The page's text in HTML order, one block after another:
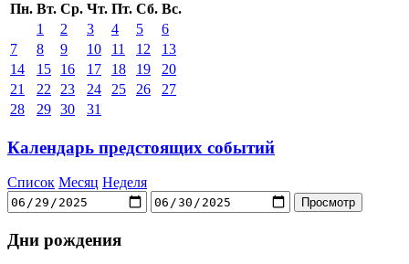
Пн. Вт. Ср. Чт. Пт. Сб. Вс.
1
2 3 4 5
6
7
8 9 10 11 12
13
14
15 16 17 18 19
20
21
22 23 24 25 26
27
28
29 30 31
Календарь предстоящих событий
Список Месяц Неделя
Дни рождения